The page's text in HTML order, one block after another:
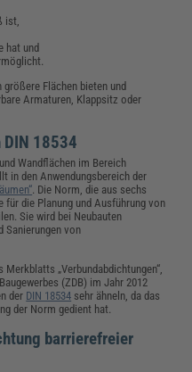
ist,
hat und
größere Flächen bieten und
Armaturen, Klappsitz oder
DIN 18534
Wandflächen im Bereich
in den Anwendungsbereich der
. Die Norm, die aus sechs
die Planung und Ausführung von
Sie wird bei Neubauten
Sanierungen von
„Verbundabdichtungen“,
(ZDB) im Jahr 2012
der DIN 18534 sehr ähneln, da das
der Norm gedient hat.
barrierefreier